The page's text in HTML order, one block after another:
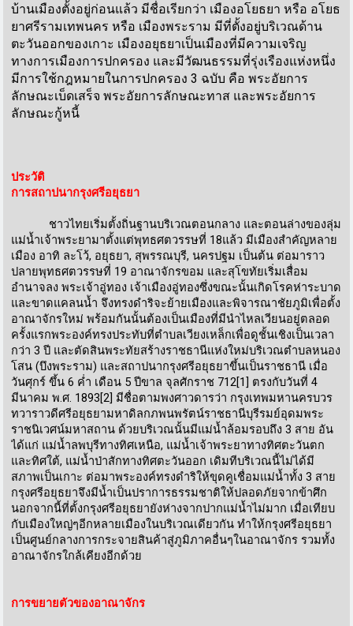
บ้านเมืองตั้งอยู่ก่อนแล้ว มีชื่อเรียกว่า เมืองอโยธยา หรือ อโยธ
ยาศรีรามเทพนคร หรือ เมืองพระราม มีที่ตั้งอยู่บริเวณด้าน
ตะวันออกของเกาะ เมืองอยุธยาเป็นเมืองที่มีความเจริญ
ทางการเมืองการปกครอง และมีวัฒนธรรมที่รุ่งเรืองแห่งหนึ่ง
มีการใช้กฎหมายในการปกครอง 3 ฉบับ คือ พระอัยการ
ลักษณะเบ็ดเสร็จ พระอัยการลักษณะทาส และพระอัยการ
ลักษณะกู้หนี้
ประวัติ
การสถาปนากรุงศรีอยุธยา
ชาวไทยเริ่มตั้งถิ่นฐานบริเวณตอนกลาง และตอนล่างของลุ่ม
แม่น้ำเจ้าพระยามาตั้งแต่พุทธศตวรรษที่ 18แล้ว มีเมืองสำคัญหลาย
เมือง อาทิ ละโว้, อยุธยา, สุพรรณบุรี, นครปฐม เป็นต้น ต่อมาราว
ปลายพุทธศตวรรษที่ 19 อาณาจักรขอม และสุโขทัยเริ่มเสื่อม
อำนาจลง พระเจ้าอู่ทอง เจ้าเมืองอู่ทองซึ่งขณะนั้นเกิดโรคห่าระบาด
และขาดแคลนน้ำ จึงทรงดำริจะย้ายเมืองและพิจารณาชัยภูมิเพื่อตั้ง
อาณาจักรใหม่ พร้อมกันนั้นต้องเป็นเมืองที่มีนำไหลเวียนอยู่ตลอด
ครั้งแรกพระองค์ทรงประทับที่ตำบลเวียงเหล็กเพื่อดูชั้นเชิงเป็นเวลา
กว่า 3 ปี และตัดสินพระทัยสร้างราชธานีแห่งใหม่บริเวณตำบลหนอง
โสน (บึงพระราม) และสถาปนากรุงศรีอยุธยาขึ้นเป็นราชธานี เมื่อ
วันศุกร์ ขึ้น 6 ค่ำ เดือน 5 ปีขาล จุลศักราช 712[1] ตรงกับวันที่ 4
มีนาคม พ.ศ. 1893[2] มีชื่อตามพงศาวดารว่า กรุงเทพมหานครบวร
ทวาราวดีศรีอยุธยามหาดิลกภพนพรัตน์ราชธานีบุรีรมย์อุดมพระ
ราชนิเวศน์มหาสถาน ด้วยบริเวณนั้นมีแม่น้ำล้อมรอบถึง 3 สาย อัน
ได้แก่ แม่น้ำลพบุรีทางทิศเหนือ, แม่น้ำเจ้าพระยาทางทิศตะวันตก
และทิศใต้, แม่น้ำป่าสักทางทิศตะวันออก เดิมทีบริเวณนี้ไม่ได้มี
สภาพเป็นเกาะ ต่อมาพระองค์ทรงดำริให้ขุดคูเชื่อมแม่น้ำทั้ง 3 สาย
กรุงศรีอยุธยาจึงมีน้ำเป็นปราการธรรมชาติให้ปลอดภัยจากข้าศึก
นอกจากนี้ที่ตั้งกรุงศรีอยุธยายังห่างจากปากแม่น้ำไม่มาก เมื่อเทียบ
กับเมืองใหญ่ๆอีกหลายเมืองในบริเวณเดียวกัน ทำให้กรุงศรีอยุธยา
เป็นศูนย์กลางการกระจายสินค้าสู่ภูมิภาคอื่นๆในอาณาจักร รวมทั้ง
อาณาจักรใกล้เคียงอีกด้วย
การขยายตัวของอาณาจักร